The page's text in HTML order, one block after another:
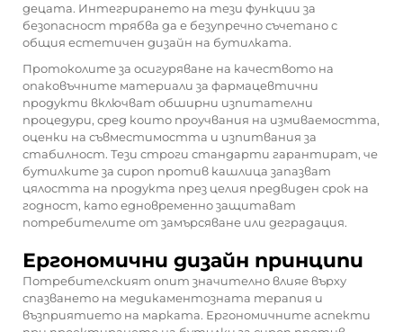
децата. Интегрирането на тези функции за
безопасност трябва да е безупречно съчетано с
общия естетичен дизайн на бутилката.
Протоколите за осигуряване на качеството на
опаковъчните материали за фармацевтични
продукти включват обширни изпитателни
процедури, сред които проучвания на измиваемостта,
оценки на съвместимостта и изпитвания за
стабилност. Тези строги стандарти гарантират, че
бутилките за сироп против кашлица запазват
цялостта на продукта през целия предвиден срок на
годност, като едновременно защитават
потребителите от замърсяване или деградация.
Ергономични дизайн принципи
Потребителският опит значително влияе върху
спазването на медикаментозната терапия и
възприятието на марката. Ергономичните аспекти